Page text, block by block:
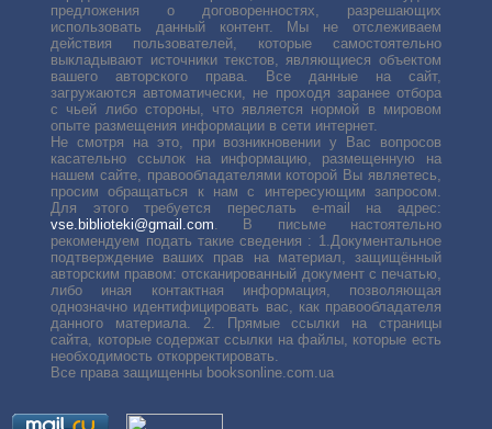
предложения о договоренностях, разрешающих
использовать данный контент. Мы не отслеживаем
действия пользователей, которые самостоятельно
выкладывают источники текстов, являющиеся объектом
вашего авторского права. Все данные на сайт,
загружаются автоматически, не проходя заранее отбора
с чьей либо стороны, что является нормой в мировом
опыте размещения информации в сети интернет.
Не смотря на это, при возникновении у Вас вопросов
касательно ссылок на информацию, размещенную на
нашем сайте, правообладателями которой Вы являетесь,
просим обращаться к нам с интересующим запросом.
Для этого требуется переслать е-mail на адрес:
vse.biblioteki@gmail.com. В письме настоятельно
рекомендуем подать такие сведения : 1.Документальное
подтверждение ваших прав на материал, защищённый
авторским правом: отсканированный документ с печатью,
либо иная контактная информация, позволяющая
однозначно идентифицировать вас, как правообладателя
данного материала. 2. Прямые ссылки на страницы
сайта, которые содержат ссылки на файлы, которые есть
необходимость откорректировать.
Все права защищенны booksonline.com.ua